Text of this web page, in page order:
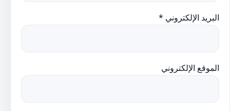
البريد الإلكتروني *
الموقع الإلكتروني